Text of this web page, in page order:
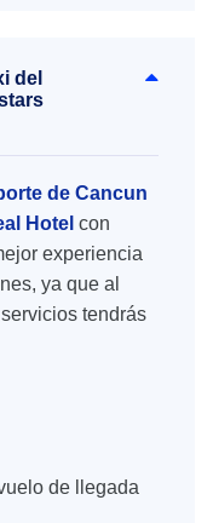
del
de Cancun
Hotel con
experiencia
ya que al
tendrás
de llegada